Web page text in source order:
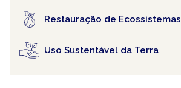
Restauração de Ecossistemas
Uso Sustentável da Terra